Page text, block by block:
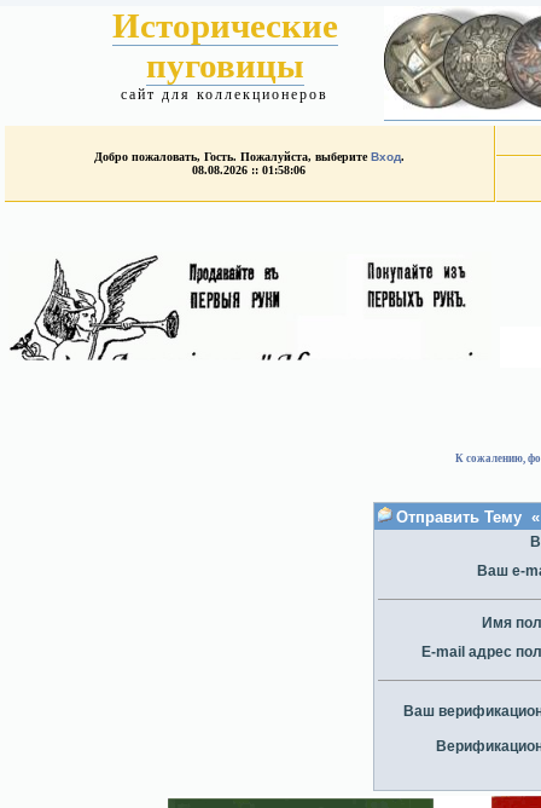
Исторические
пуговицы
сайт для коллекционеров
Добро пожаловать, Гость. Пожалуйста, выберитеВход.
08.08.2026 :: 01:58:06
К сожалению,
Отправить Тему
Ваш e-
Имя
E-mail адрес
Ваш